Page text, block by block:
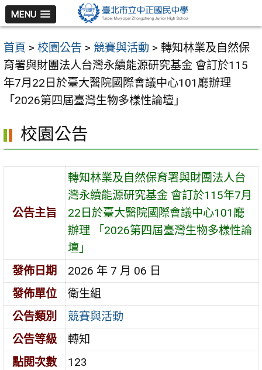
跳
至
主
要
內
MENU
首頁 > 校園公告 > 競賽與活動 > 轉知林業及自然保
育署與財團法人台灣永續能源研究基金 會訂於115
年7月22日於臺大醫院國際會議中心101廳辦理
「2026第四屆臺灣生物多樣性論壇」
校園公告
公告主旨
轉知林業及自然保育署與財團法人台
灣永續能源研究基金 會訂於115年7月
22日於臺大醫院國際會議中心101廳
辦理 「2026第四屆臺灣生物多樣性論
壇」
發佈日期
2026 年 7 月 06 日
發佈單位
衛生組
公告類別
競賽與活動
公告等級
轉知
點閱次數
123